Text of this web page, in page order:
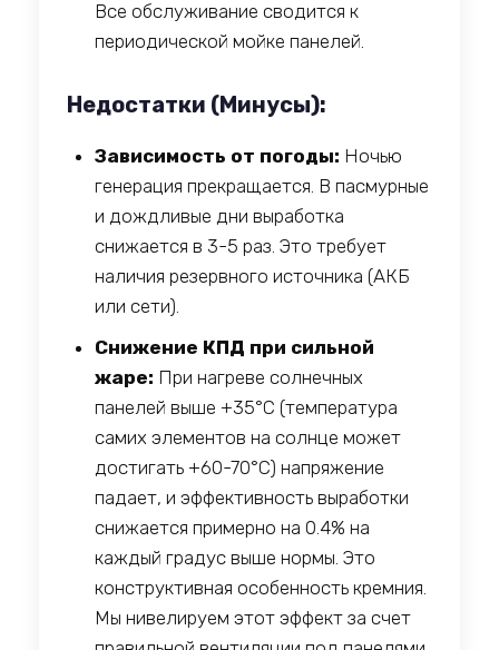
Все обслуживание сводится к
периодической мойке панелей.
Недостатки (Минусы):
Зависимость от погоды: Ночью
генерация прекращается. В пасмурные
и дождливые дни выработка
снижается в 3-5 раз. Это требует
наличия резервного источника (АКБ
или сети).
Снижение КПД при сильной
жаре: При нагреве солнечных
панелей выше +35°C (температура
самих элементов на солнце может
достигать +60-70°C) напряжение
падает, и эффективность выработки
снижается примерно на 0.4% на
каждый градус выше нормы. Это
конструктивная особенность кремния.
Мы нивелируем этот эффект за счет